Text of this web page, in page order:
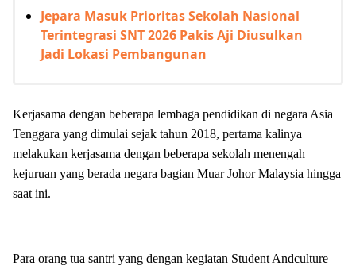
Jepara Masuk Prioritas Sekolah Nasional
Terintegrasi SNT 2026 Pakis Aji Diusulkan
Jadi Lokasi Pembangunan
Kerjasama dengan beberapa lembaga pendidikan di negara Asia
Tenggara yang dimulai sejak tahun 2018, pertama kalinya
melakukan kerjasama dengan beberapa sekolah menengah
kejuruan yang berada negara bagian Muar Johor Malaysia hingga
saat ini.
Para orang tua santri yang dengan kegiatan Student Andculture